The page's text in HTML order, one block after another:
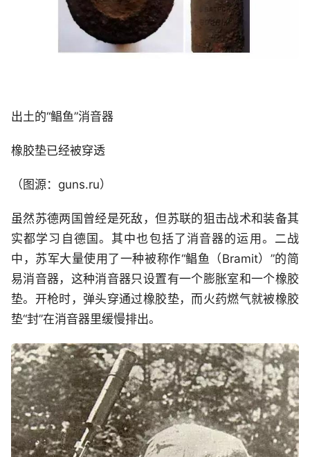
出土的“鲳鱼”消音器
橡胶垫已经被穿透
（图源：guns.ru）
虽然苏德两国曾经是死敌，但苏联的狙击战术和装备其
实都学习自德国。其中也包括了消音器的运用。二战
中，苏军大量使用了一种被称作“鲳鱼（Bramit）”的简
易消音器，这种消音器只设置有一个膨胀室和一个橡胶
垫。开枪时，弹头穿通过橡胶垫，而火药燃气就被橡胶
垫“封”在消音器里缓慢排出。